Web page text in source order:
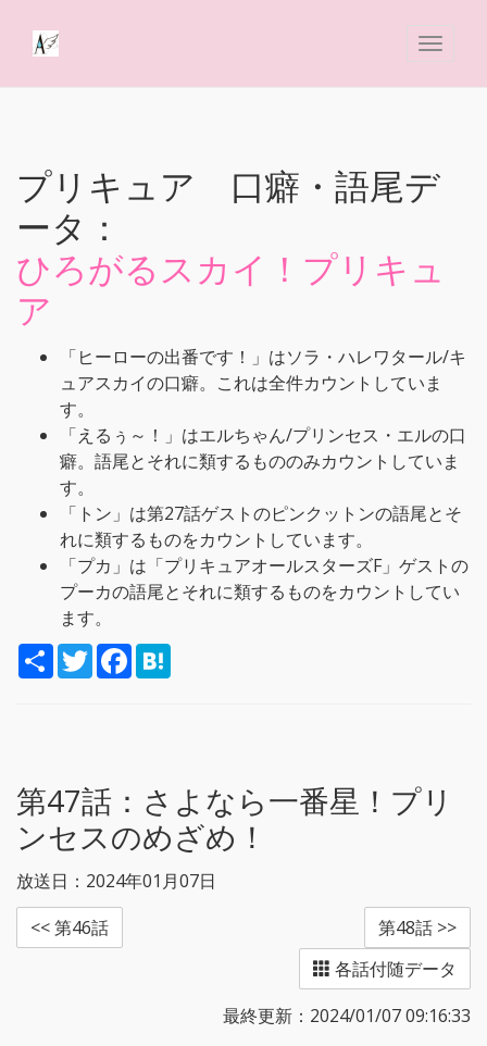
プリキュア 口癖・語尾デ
ータ：
ひろがるスカイ！プリキュ
ア
「ヒーローの出番です！」はソラ・ハレワタール/キ
ュアスカイの口癖。これは全件カウントしていま
す。
「えるぅ～！」はエルちゃん/プリンセス・エルの口
癖。語尾とそれに類するもののみカウントしていま
す。
「トン」は第27話ゲストのピンクットンの語尾とそ
れに類するものをカウントしています。
「プカ」は「プリキュアオールスターズF」ゲストの
プーカの語尾とそれに類するものをカウントしてい
ます。
S
h
T
w
F
a
第47話： さよなら一番星！プリ
ンセスのめざめ！
放送日：2024年01月07日
<< 第46話
第48話 >>
各話付随データ
最終更新：2024/01/07 09:16:33